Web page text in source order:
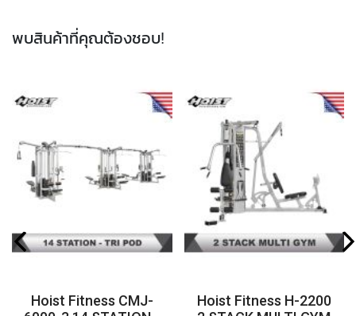
พบสินค้าที่คุณต้องชอบ!
Hoist Fitness CMJ-
Hoist Fitness H-2200